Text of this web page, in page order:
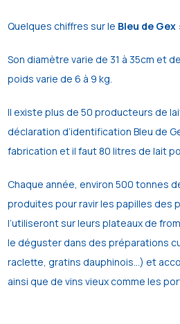
Quelques chiffres sur le Bleu de Gex :
Son diamètre varie de 31 à 35cm et
poids varie de 6 à 9 kg.
Il existe plus de 50 producteurs de
déclaration d’identification Bleu de
fabrication et il faut 80 litres de lait
Chaque année, environ 500 tonnes
produites pour ravir les papilles des
l’utiliseront sur leurs plateaux de
le déguster dans des préparations
raclette, gratins dauphinois…) et
ainsi que de vins vieux comme les